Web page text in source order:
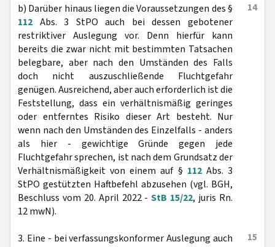
14
b) Darüber hinaus liegen die Voraussetzungen des §
112 Abs. 3 StPO auch bei dessen gebotener
restriktiver Auslegung vor. Denn hierfür kann
bereits die zwar nicht mit bestimmten Tatsachen
belegbare, aber nach den Umständen des Falls
doch nicht auszuschließende Fluchtgefahr
genügen. Ausreichend, aber auch erforderlich ist die
Feststellung, dass ein verhältnismäßig geringes
oder entferntes Risiko dieser Art besteht. Nur
wenn nach den Umständen des Einzelfalls - anders
als hier - gewichtige Gründe gegen jede
Fluchtgefahr sprechen, ist nach dem Grundsatz der
Verhältnismäßigkeit von einem auf § 112Abs. 3
StPO gestützten Haftbefehl abzusehen (vgl. BGH,
Beschluss vom 20. April 2022 -StB 15/22, juris Rn.
12 mwN).
15
3. Eine - bei verfassungskonformer Auslegung auch